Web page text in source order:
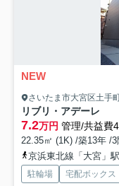
NEW
さいたま市大宮区土手
リブリ・アデーレ
7.2万円 管理/共益費
22.35㎡ (1K) /築13年 /3
京浜東北線「大宮」
駐輪場 宅配ボックス